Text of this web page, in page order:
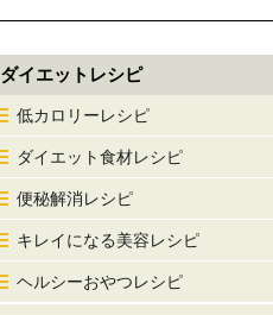
ダイエットレシピ
低カロリーレシピ
ダイエット食材レシピ
便秘解消レシピ
キレイになる美容レシピ
ヘルシーおやつレシピ